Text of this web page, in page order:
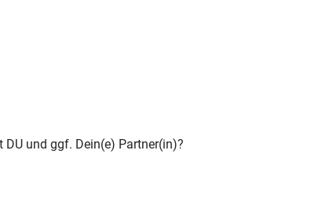
DU und ggf. Dein(e) Partner(in)?